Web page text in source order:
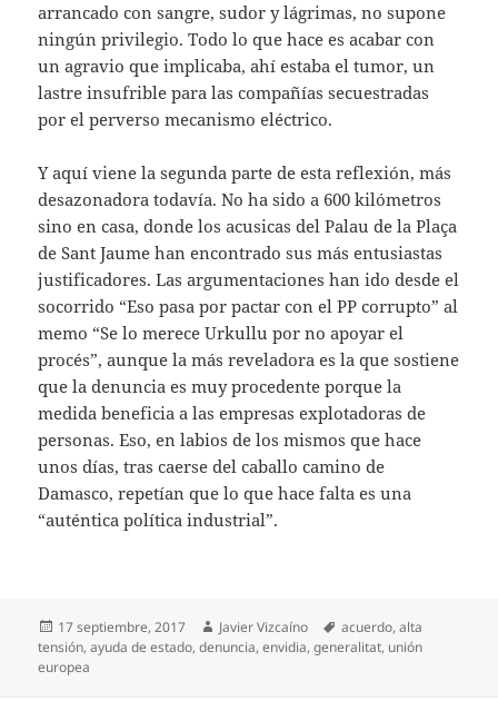
arrancado con sangre, sudor y lágrimas, no supone
ningún privilegio. Todo lo que hace es acabar con
un agravio que implicaba, ahí estaba el tumor, un
lastre insufrible para las compañías secuestradas
por el perverso mecanismo eléctrico.
Y aquí viene la segunda parte de esta reflexión, más
desazonadora todavía. No ha sido a 600 kilómetros
sino en casa, donde los acusicas del Palau de la Plaça
de Sant Jaume han encontrado sus más entusiastas
justificadores. Las argumentaciones han ido desde el
socorrido “Eso pasa por pactar con el PP corrupto” al
memo “Se lo merece Urkullu por no apoyar el
procés”, aunque la más reveladora es la que sostiene
que la denuncia es muy procedente porque la
medida beneficia a las empresas explotadoras de
personas. Eso, en labios de los mismos que hace
unos días, tras caerse del caballo camino de
Damasco, repetían que lo que hace falta es una
“auténtica política industrial”.
Publicado
el
17 septiembre, 2017 Autor
Javier Vizcaíno Etiquetas
acuerdo,alta
tensión,ayuda de estado,denuncia,envidia,generalitat, unión
europea